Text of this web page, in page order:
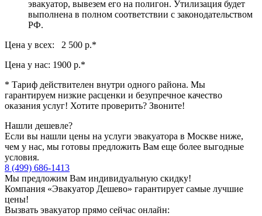
эвакуатор, вывезем его на полигон. Утилизация будет
выполнена в полном соответствии с законодательством
РФ.
Цена у всех: 2 500 р.*
Цена у нас: 1900 р.*
* Тариф действителен внутри одного района. Мы
гарантируем низкие расценки и безупречное качество
оказания услуг! Хотите проверить? Звоните!
Нашли дешевле?
Если вы нашли цены на услуги эвакуатора в Москве ниже,
чем у нас, мы готовы предложить Вам еще более выгодные
условия.
8 (499) 686-1413
Мы предложим Вам индивидуальную скидку!
Компания «Эвакуатор Дешево» гарантирует самые лучшие
цены!
Вызвать эвакуатор прямо сейчас онлайн: